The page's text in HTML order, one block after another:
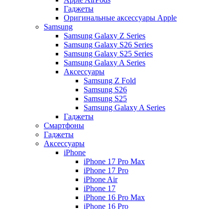
Гаджеты
Оригинальные аксессуары Apple
Samsung
Samsung Galaxy Z Series
Samsung Galaxy S26 Series
Samsung Galaxy S25 Series
Samsung Galaxy A Series
Аксессуары
Samsung Z Fold
Samsung S26
Samsung S25
Samsung Galaxy A Series
Гаджеты
Смартфоны
Гаджеты
Аксессуары
iPhone
iPhone 17 Pro Max
iPhone 17 Pro
iPhone Air
iPhone 17
iPhone 16 Pro Max
iPhone 16 Pro